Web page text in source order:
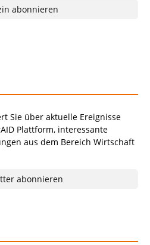
abonnieren
Sie über aktuelle Ereignisse
Plattform, interessante
aus dem Bereich Wirtschaft
abonnieren